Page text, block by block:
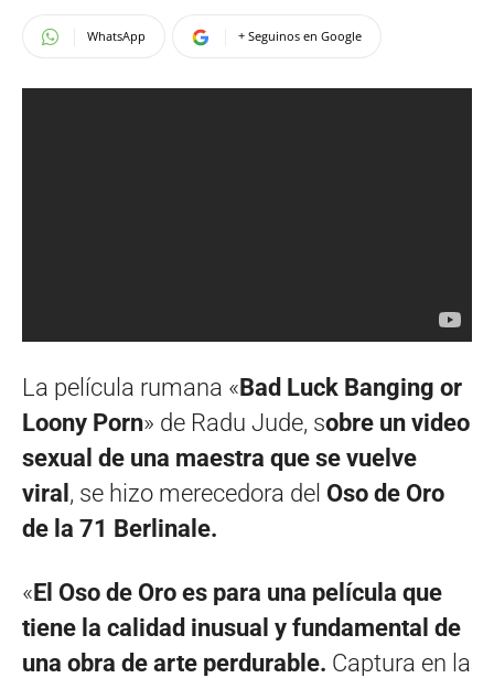
WhatsApp + Seguinos en Google
La película rumana «Bad Luck Banging or
Loony Porn» de Radu Jude, sobre un video
sexual de una maestra que se vuelve
viral , se hizo merecedora del Oso de Oro
de la 71 Berlinale.
«El Oso de Oro es para una película que
tiene la calidad inusual y fundamental de
una obra de arte perdurable. Captura en la